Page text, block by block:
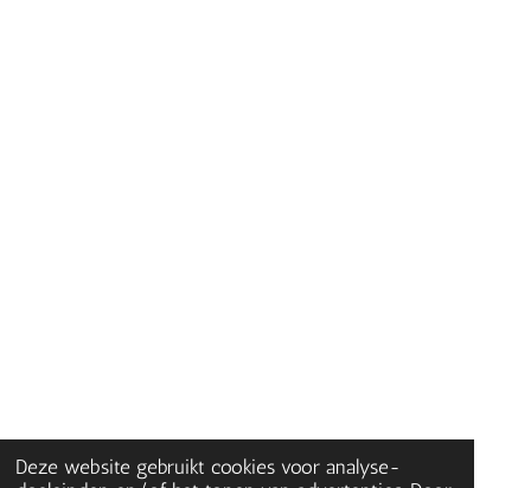
Deze website gebruikt cookies voor analyse-